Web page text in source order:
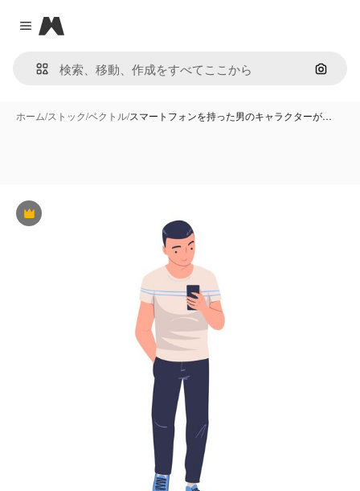
Close menu
Magnific
画像で
ホーム/ストック/ベクトル/スマートフォンを持った男のキャラクターが…
Premium